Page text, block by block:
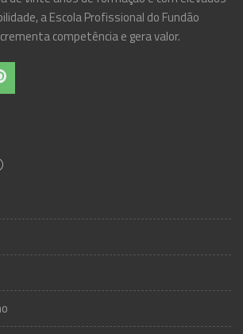
a Escola Profissional do Fundão
competência e gera valor.